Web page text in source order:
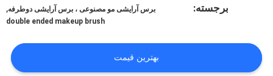
PRIVACY
POLICY
برجسته:
برس آرایشی مو مصنوعی ، برس آرایشی دوطرفه,
double ended makeup brush
بهترین قیمت